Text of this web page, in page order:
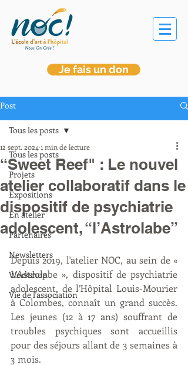
Je fais un don
Post
Tous les posts
Projets
Expositions
En atelier
Partenaires
Newsletters
Workshop
Vie de l'association
Tous les posts
“Sweet Reef" : Le nouvel
atelier collaboratif dans le
dispositif de psychiatrie
adolescent, “l’Astrolabe”
12 sept. 2024 1 min de lecture
Depuis 2019, l'atelier NOC, au sein de «
L’Astrolabe », dispositif de psychiatrie
adolescent, de l’Hôpital Louis-Mourier
à Colombes, connaît un grand succès.
Les jeunes (12 à 17 ans) souffrant de
troubles psychiques sont accueillis
pour des séjours allant de 3 semaines à
3 mois.